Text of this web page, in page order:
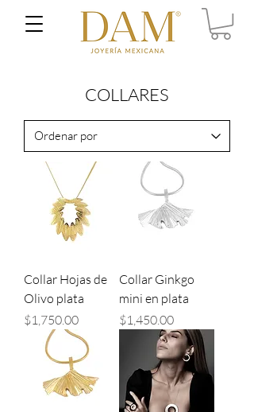
COLLARES
Collar Hojas de
Olivo plata
Precio
$1,750.00
Collar Ginkgo
mini en plata
Precio
$1,450.00